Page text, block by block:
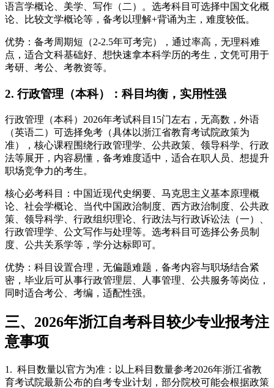
语言学概论、美学、写作（二）。选考科目可选择中国文化概
论、比较文学概论等，备考以理解+背诵为主，难度较低。
优势：备考周期短（2-2.5年可考完），通过率高，无理科难
点，适合文科基础好、想快速拿本科学历的考生，文凭可用于
考研、考公、考教资等。
2. 行政管理（本科）：科目均衡，实用性强
行政管理（本科）2026年考试科目15门左右，无高数，外语
（英语二）可选择免考（具体以浙江省教育考试院政策为
准），核心课程围绕行政管理学、公共政策、领导科学、行政
法等展开，内容易懂，备考难度适中，适合在职人员、想提升
职场竞争力的考生。
核心必考科目：中国近现代史纲要、马克思主义基本原理概
论、社会学概论、当代中国政治制度、西方政治制度、公共政
策、领导科学、行政组织理论、行政法与行政诉讼法（一）、
行政管理学、公文写作与处理等。选考科目可选择公务员制
度、公共关系学等，学分达标即可。
优势：科目设置合理，无偏题难题，备考内容与职场结合紧
密，毕业后可从事行政管理层、人事管理、公共服务等岗位，
同时适合考公、考编，适配性强。
三、2026年浙江自考科目较少专业报考注
意事项
1. 科目数量以官方为准：以上科目数量参考2026年浙江省教
育考试院最新公布的自考专业计划，部分院校可能会根据政策